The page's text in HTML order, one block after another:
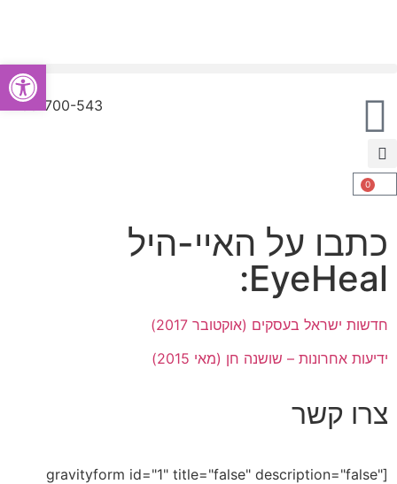
1-700-700-543
0
צרו קשר
[gravityform id="1" title="false" description="false"
כתבו על האיי-היל
EyeHeal:
חדשות ישראל בעסקים (אוקטובר 2017)
ידיעות אחרונות – שושנה חן (מאי 2015)
פתח